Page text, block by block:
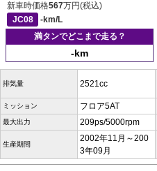
新車時価格567万円(税込)
JC08
-km/L
満タンでどこまで走る？
-km
排気量 2521cc
ミッション フロア5AT
最大出力 209ps/5000rpm
生産期間
2002年11月～200
3年09月